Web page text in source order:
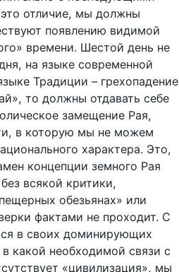
отличие, мы должны
появлению видимой
времени. Шестой день не
на языке современной
Традиции – грехопадение
то должны отдавать себе
замещение Рая,
в которую мы не можем
характера. Это,
концепции земного Рая
всякой критики,
обезьянах» или
фактами не проходит. С
в своих доминирующих
какой необходимой связи с
«цивилизация», мы